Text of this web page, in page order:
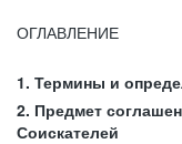
ОГЛАВЛЕНИЕ
1. Термины и
2. Предмет
Соискателей